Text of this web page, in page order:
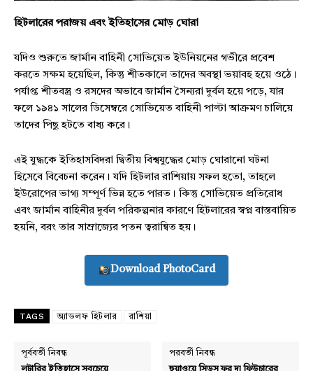
Subscription Plans
হিটলারের পরাজয় এবং ইতিহাসের মোড় ঘোরা
যদিও শুরুতে জার্মান বাহিনী সোভিয়েত ইউনিয়নের গভীরে প্রবেশ
করতে সক্ষম হয়েছিল, কিন্তু শীতকালে তাদের অবস্থা ভয়াবহ হয়ে ওঠে।
পর্যাপ্ত শীতবস্ত্র ও রসদের অভাবে জার্মান সৈন্যরা দুর্বল হয়ে পড়ে, যার
ফলে ১৯৪১ সালের ডিসেম্বরে সোভিয়েত বাহিনী পাল্টা আক্রমণ চালিয়ে
তাদের পিছু হটতে বাধ্য করে।
এই যুদ্ধকে ইতিহাসবিদরা দ্বিতীয় বিশ্বযুদ্ধের মোড় ঘোরানো ঘটনা
হিসেবে বিবেচনা করেন। যদি হিটলার রাশিয়ায় সফল হতো, তাহলে
ইউরোপের ভাগ্য সম্পূর্ণ ভিন্ন হতে পারত। কিন্তু সোভিয়েত প্রতিরোধ
এবং জার্মান বাহিনীর দুর্বল পরিকল্পনার কারণে হিটলারের স্বপ্ন বাস্তবায়িত
হয়নি, বরং তার সাম্রাজ্যের পতন ত্বরান্বিত হয়।
Download PhotoCard
TAGS অ্যাডলফ হিটলার রাশিয়া
পূর্ববর্তী নিবন্ধ পরবর্তী নিবন্ধ